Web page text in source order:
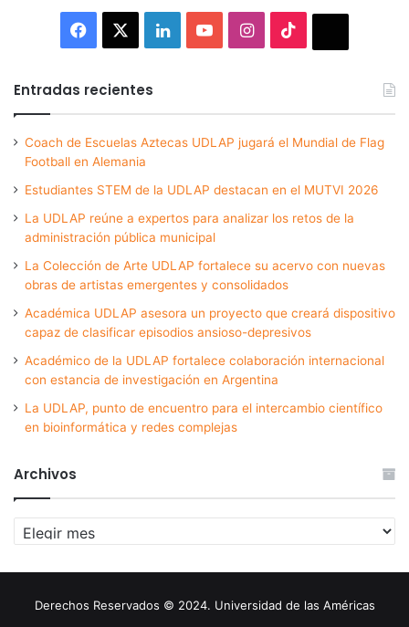
Facebook LinkedInYouTubeInstagram
Entradas recientes
Coach de Escuelas Aztecas UDLAP jugará el Mundial de Flag
Football en Alemania
Estudiantes STEM de la UDLAP destacan en el MUTVI 2026
La UDLAP reúne a expertos para analizar los retos de la
administración pública municipal
La Colección de Arte UDLAP fortalece su acervo con nuevas
obras de artistas emergentes y consolidados
Académica UDLAP asesora un proyecto que creará dispositivo
capaz de clasificar episodios ansioso-depresivos
Académico de la UDLAP fortalece colaboración internacional
con estancia de investigación en Argentina
La UDLAP, punto de encuentro para el intercambio científico
en bioinformática y redes complejas
Archivos
Archivos
Derechos Reservados © 2024. Universidad de las Américas